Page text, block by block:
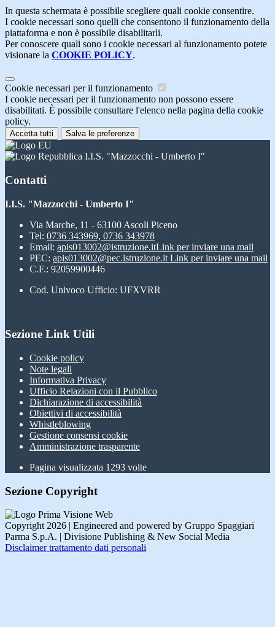
In questa schermata è possibile scegliere quali cookie consentire.
I cookie necessari sono quelli che consentono il funzionamento della
piattaforma e non è possibile disabilitarli.
Per conoscere quali sono i cookie necessari al funzionamento potete
visionare la COOKIE POLICY.
Cookie necessari per il funzionamento
I cookie necessari per il funzionamento non possono essere
disabilitati. È possibile consultare l'elenco nella pagina della cookie
policy.
Accetta tutti Salva le preferenze
I.I.S. "Mazzocchi - Umberto I"
Contatti
I.I.S. "Mazzocchi - Umberto I"
Via Marche, 11 - 63100 Ascoli Piceno
Tel: 0736 343969, 0736 343978
Email: apis013002@istruzione.itLink per inviare una mail
PEC: apis013002@pec.istruzione.it Link per inviare una mail
C.F.: 92059900446
Cod. Univoco Ufficio: UFXVRR
Sezione Link Utili
Cookie policy
Note legali
Informativa Privacy
Ufficio Relazioni con il Pubblico
Dichiarazione di accessibilità
Obiettivi di accessibilità
Whistleblowing
Gestione consensi cookie
Amministrazione trasparente
Pagina visualizzata 1293 volte
Sezione Copyright
Copyright 2026 | Engineered and powered by Gruppo Spaggiari
Parma S.p.A. | Divisione Publishing & New Social Media
Disclaimer trattamento dati personali